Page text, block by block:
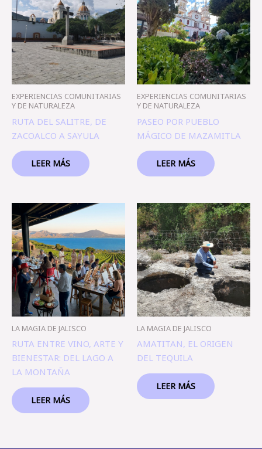
EXPERIENCIAS COMUNITARIAS
Y DE NATURALEZA
RUTA DEL SALITRE, DE
ZACOALCO A SAYULA
LEER MÁS
EXPERIENCIAS COMUNITARIAS
Y DE NATURALEZA
PASEO POR PUEBLO
MÁGICO DE MAZAMITLA
LEER MÁS
LA MAGIA DE JALISCO
RUTA ENTRE VINO, ARTE Y
BIENESTAR: DEL LAGO A
LA MONTAÑA
LEER MÁS
LA MAGIA DE JALISCO
AMATITAN, EL ORIGEN
DEL TEQUILA
LEER MÁS